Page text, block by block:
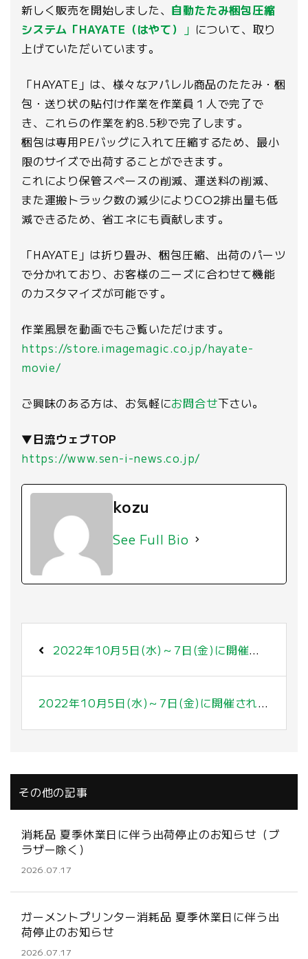
新しく販売を開始しました、 自動たたみ梱包圧縮
システム「HAYATE（はやて）
」 について、取り
上げていただいています。
「HAYATE」は、様々なアパレル商品のたたみ・梱
包・送り状の貼付け作業を作業員１人で完了で
き、これらの作業を約8.5秒で完了します。
梱包は専用PEバッグに入れて圧縮するため、最小
限のサイズで出荷することができます。
これにより保管スペースの削減、運送料の削減、
また運搬トラック数の減少によりCO2排出量も低
減できるため、省エネにも貢献します。
「HAYATE」は折り畳み、梱包圧縮、出荷のパーツ
で分かれており、お客様のニーズに合わせて機能
のカスタマイズが可能です。
作業風景を動画でもご覧いただけます。
https://store.imagemagic.co.jp/hayate-
movie/
ご興味のある方は、お気軽にお問合せ下さい。
▼日流ウェブTOP
https://www.sen-i-news.co.jp/
kozu
See Full Bio
2022年10月5日(水)～7日(金)に開催されている「第66回インターナショナル プレミアム・インセンティブショー秋2022」に出展中です。
2022年10月5日(水)～7日(金)に開催された「第66回インターナショナル プレミアム・インセンティブショー秋2022」に出展しました。
その他の記事
消耗品 夏季休業日に伴う出荷停止のお知らせ（ブ
ラザー除く）
2026.07.17
ガーメントプリンター消耗品 夏季休業日に伴う出
荷停止のお知らせ
2026.07.17